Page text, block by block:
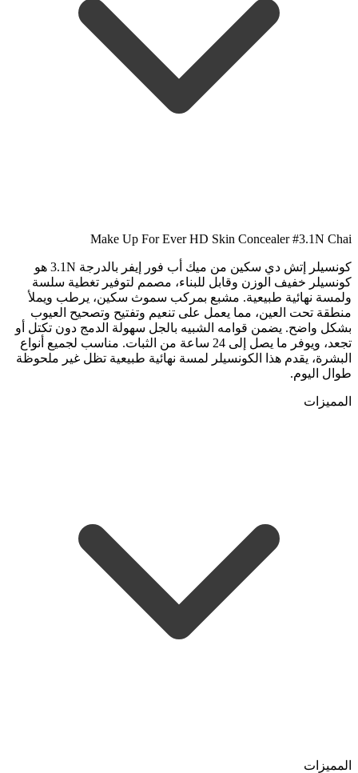
Make Up For Ever HD Skin Concealer #3.1N Chai
كونسيلر إتش دي سكين من ميك أب فور إيفر بالدرجة 3.1N هو
كونسيلر خفيف الوزن وقابل للبناء، مصمم لتوفير تغطية سلسة
ولمسة نهائية طبيعية. مشبع بمركب سموث سكين، يرطب ويملأ
منطقة تحت العين، مما يعمل على تنعيم وتفتيح وتصحيح العيوب
بشكل واضح. يضمن قوامه الشبيه بالجل سهولة الدمج دون تكتل أو
تجعد، ويوفر ما يصل إلى 24 ساعة من الثبات. مناسب لجميع أنواع
البشرة، يقدم هذا الكونسيلر لمسة نهائية طبيعية تظل غير ملحوظة
طوال اليوم.
المميزات
المميزات